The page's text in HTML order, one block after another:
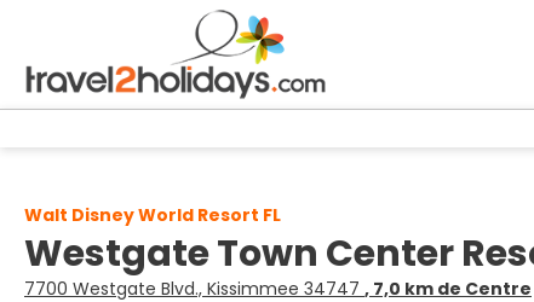
Walt Disney World Resort FL
Westgate Town Center
7700 Westgate Blvd., Kissimmee 34747 , 7,0 km de Centre